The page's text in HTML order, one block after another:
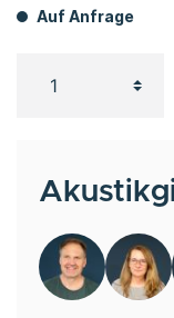
Auf Anfrage